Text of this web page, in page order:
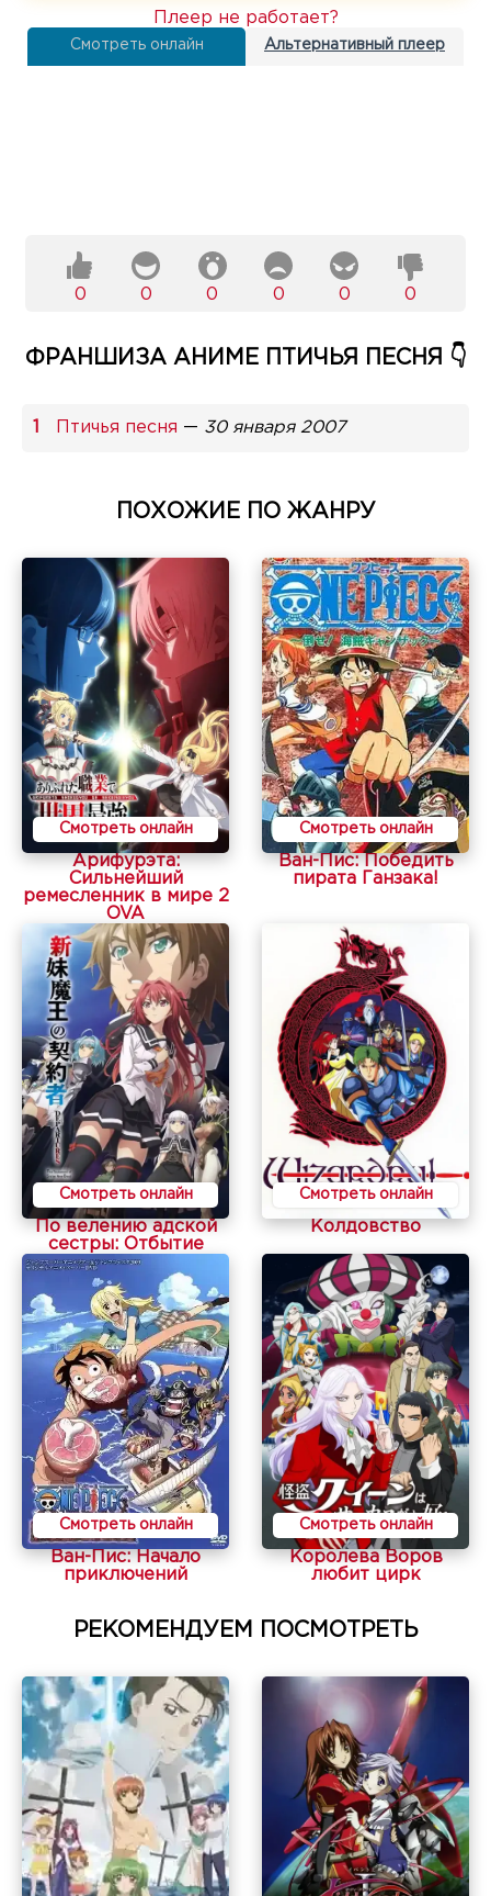
Смотреть онлайн Альтернативный плеер
Плеер не работает?
0 0 0 0 0 0
ФРАНШИЗА АНИМЕ ПТИЧЬЯ ПЕСНЯ 👇
Птичья песня — 30 января 2007
ПОХОЖИЕ ПО ЖАНРУ
Смотреть онлайн
Арифурэта:
Сильнейший
ремесленник в мире 2
OVA
Смотреть онлайн
Ван-Пис: Победить
пирата Ганзака!
Смотреть онлайн
По велению адской
сестры: Отбытие
Смотреть онлайн
Колдовство
Смотреть онлайн
Ван-Пис: Начало
приключений
Смотреть онлайн
Королева Воров
любит цирк
РЕКОМЕНДУЕМ ПОСМОТРЕТЬ